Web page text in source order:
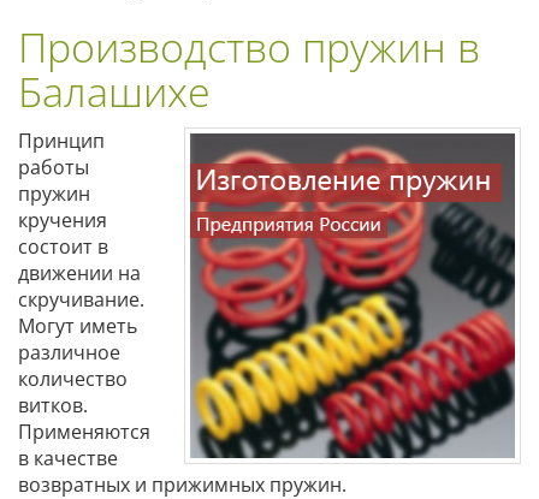
Производство пружин в
Балашихе
Принцип
работы
пружин
кручения
состоит в
движении на
скручивание.
Могут иметь
различное
количество
витков.
Применяются
в качестве
возвратных и прижимных пружин.